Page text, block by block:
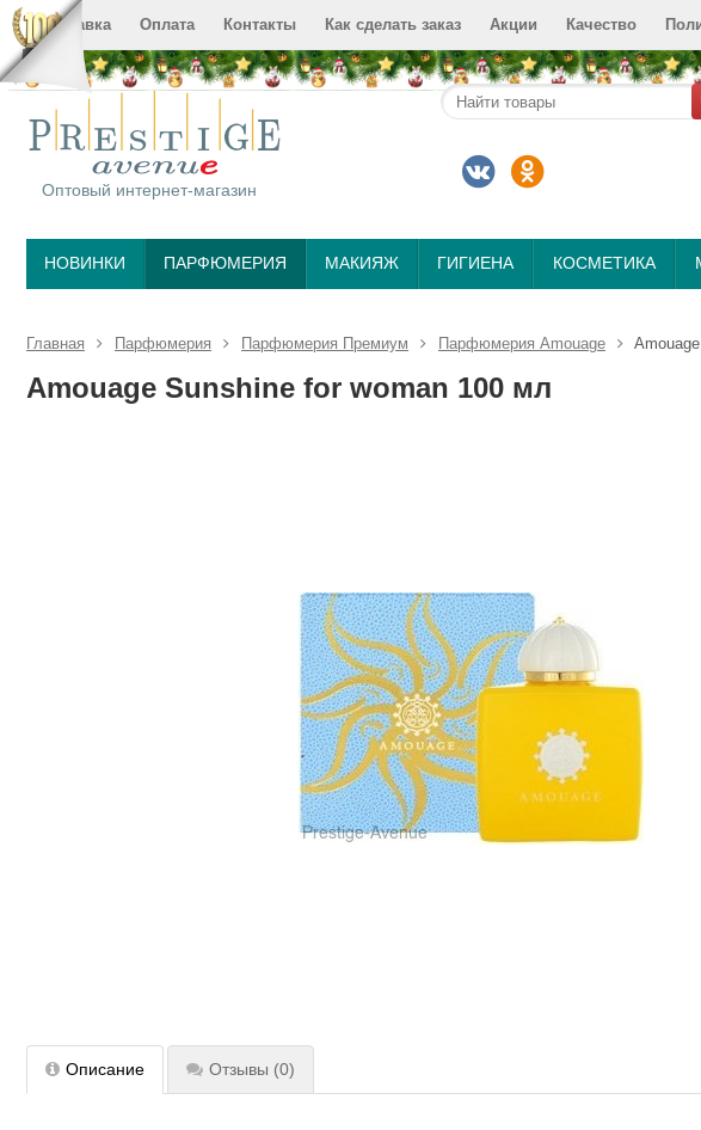
Доставка Оплата Контакты Как сделать заказ Акции Качество
Оптовый интернет-магазин
НОВИНКИ ПАРФЮМЕРИЯ МАКИЯЖ ГИГИЕНА КОСМЕТИКА
Главная Парфюмерия Парфюмерия Премиум Парфюмерия Amouage
Amouage Sunshine for woman 100 мл
Описание Отзывы (0)